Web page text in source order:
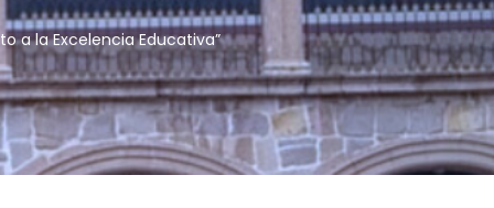
a la Excelencia Educativa”